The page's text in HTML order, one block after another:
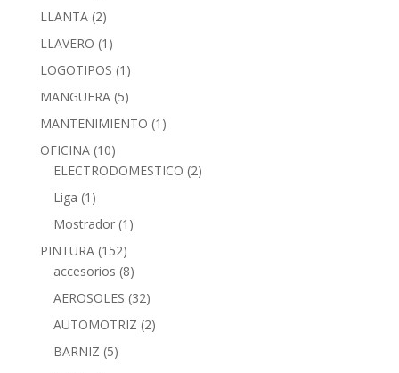
LLANTA (2)
LLAVERO (1)
LOGOTIPOS (1)
MANGUERA (5)
MANTENIMIENTO (1)
OFICINA (10)
ELECTRODOMESTICO (2)
Liga (1)
Mostrador (1)
PINTURA (152)
accesorios (8)
AEROSOLES (32)
AUTOMOTRIZ (2)
BARNIZ (5)